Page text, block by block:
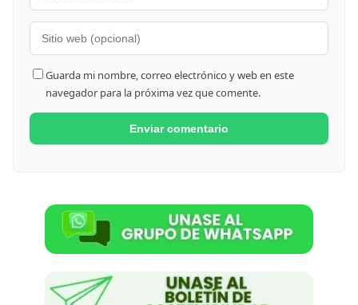
Guarda mi nombre, correo electrónico y web en este
navegador para la próxima vez que comente.